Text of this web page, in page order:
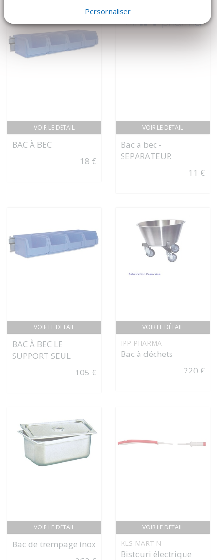
VOIR LE DÉTAIL
BAC À BEC
18 €
VOIR LE DÉTAIL
Bac a bec -
SEPARATEUR
11 €
VOIR LE DÉTAIL
BAC À BEC LE
SUPPORT SEUL
105 €
VOIR LE DÉTAIL
IPP PHARMA
Bac à déchets
220 €
VOIR LE DÉTAIL
Bac de trempage inox
VOIR LE DÉTAIL
KLS MARTIN
Bistouri électrique
Personnaliser